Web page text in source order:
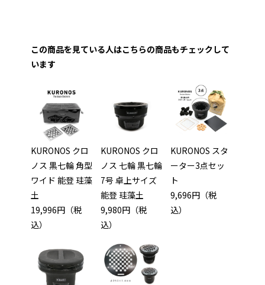
この商品を見ている人はこちらの商品もチェックして
います
KURONOS クロ
ノス 黒七輪 角型
ワイド 能登 珪藻
土
19,996円（税
込）
KURONOS クロ
ノス 七輪 黒七輪
7号 卓上サイズ
能登 珪藻土
9,980円（税
込）
KURONOS スタ
ーター3点セッ
ト
9,696円（税
込）